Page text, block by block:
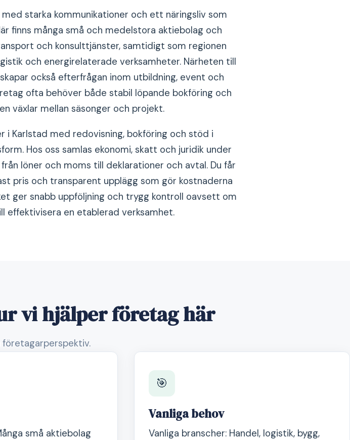
starka kommunikationer och ett näringsliv som
finns många små och medelstora aktiebolag och
och konsulttjänster, samtidigt som regionen
och energirelaterade verksamheter. Närheten till
också efterfrågan inom utbildning, event och
ofta behöver både stabil löpande bokföring och
växlar mellan säsonger och projekt.
Karlstad med redovisning, bokföring och stöd i
Hos oss samlas ekonomi, skatt och juridik under
löner och moms till deklarationer och avtal. Du får
pris och transparent upplägg som gör kostnaderna
ger snabb uppföljning och trygg kontroll oavsett om
effektivisera en etablerad verksamhet.
vi hjälper företag här
företagarperspektiv.
små aktiebolag
🎯
Vanliga behov
Vanliga branscher: Handel, logistik, bygg,